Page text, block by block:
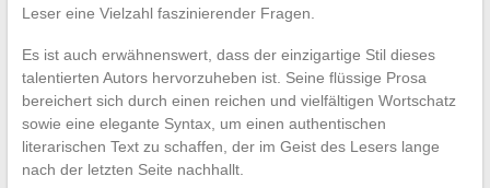
Leser eine Vielzahl faszinierender Fragen.
Es ist auch erwähnenswert, dass der einzigartige Stil dieses
talentierten Autors hervorzuheben ist. Seine flüssige Prosa
bereichert sich durch einen reichen und vielfältigen Wortschatz
sowie eine elegante Syntax, um einen authentischen
literarischen Text zu schaffen, der im Geist des Lesers lange
nach der letzten Seite nachhallt.